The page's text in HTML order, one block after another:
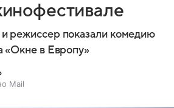
режиссер показали комедию
«Окне в Европу»
Mail